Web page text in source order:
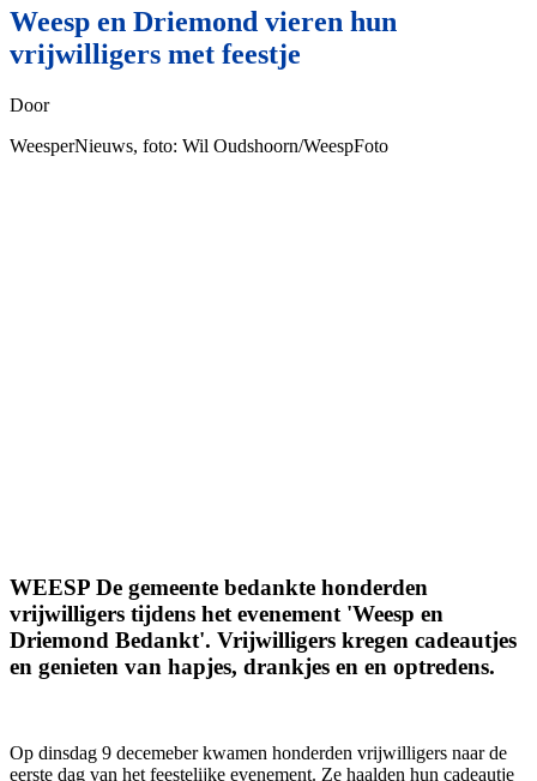
Weesp en Driemond vieren hun
vrijwilligers met feestje
Door
WeesperNieuws, foto: Wil Oudshoorn/WeespFoto
WEESP De gemeente bedankte honderden
vrijwilligers tijdens het evenement 'Weesp en
Driemond Bedankt'. Vrijwilligers kregen cadeautjes
en genieten van hapjes, drankjes en en optredens.
Op dinsdag 9 decemeber kwamen honderden vrijwilligers naar de
eerste dag van het feestelijke evenement. Ze haalden hun cadeautje